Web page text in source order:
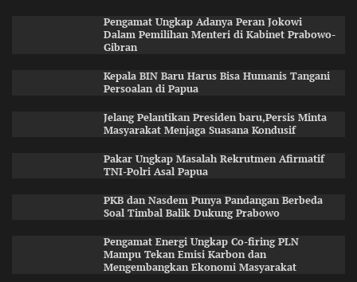
Pengamat Ungkap Adanya Peran Jokowi
Dalam Pemilihan Menteri di Kabinet Prabowo-
Gibran
Kepala BIN Baru Harus Bisa Humanis Tangani
Persoalan di Papua
Jelang Pelantikan Presiden baru,Persis Minta
Masyarakat Menjaga Suasana Kondusif
Pakar Ungkap Masalah Rekrutmen Afirmatif
TNI-Polri Asal Papua
PKB dan Nasdem Punya Pandangan Berbeda
Soal Timbal Balik Dukung Prabowo
Pengamat Energi Ungkap Co-firing PLN
Mampu Tekan Emisi Karbon dan
Mengembangkan Ekonomi Masyarakat